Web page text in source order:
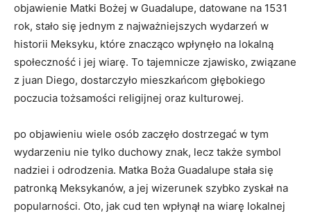
objawienie Matki Bożej w Guadalupe, datowane ⁣na 1531
rok, stało się jednym z najważniejszych wydarzeń w
historii Meksyku, które znacząco wpłynęło​ na lokalną
społeczność i jej wiarę. To tajemnicze zjawisko, związane
z juan Diego, dostarczyło mieszkańcom głębokiego
poczucia tożsamości religijnej ​oraz kulturowej.
po objawieniu wiele‌ osób zaczęło‌ dostrzegać w tym
wydarzeniu‍ nie tylko duchowy znak, lecz także ⁢symbol
nadziei​ i odrodzenia. Matka Boża⁤ Guadalupe ‍stała się​
patronką⁤ Meksykanów,⁣ a jej wizerunek szybko zyskał na
popularności. ​Oto, jak cud ten wpłynął na wiarę lokalnej